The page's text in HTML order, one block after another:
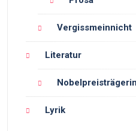
Vergissmeinnicht
Literatur
Lyrik